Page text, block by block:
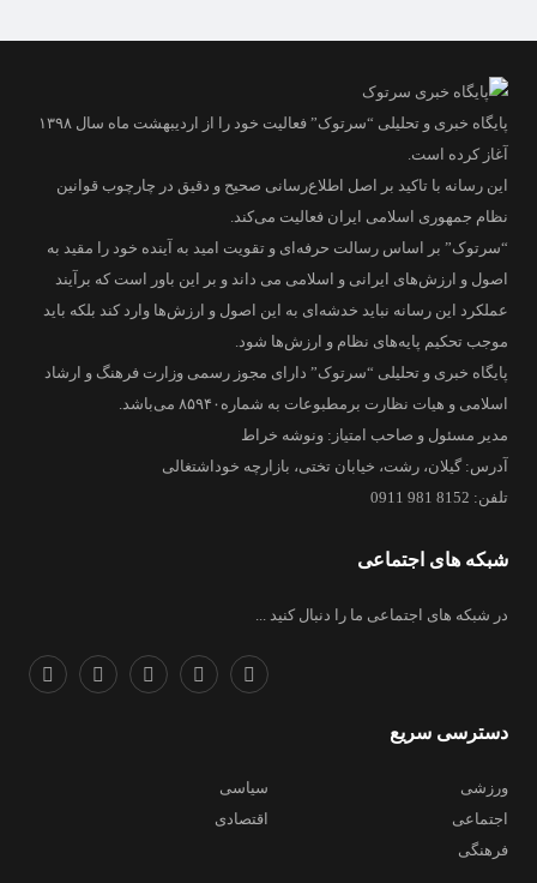
پایگاه خبری و تحلیلی “سرتوک” فعالیت خود را از اردیبهشت ماه سال ۱۳۹۸
آغاز کرده است.
این رسانه با تاکید بر اصل اطلاع‌رسانی صحیح و دقیق در چارچوب قوانین
نظام جمهوری اسلامی ایران فعالیت می‌کند.
“سرتوک” بر اساس رسالت حرفه‌ای و تقویت امید به آینده خود را مقید به
اصول و ارزش‌های ایرانی و اسلامی می داند و بر این باور است که برآیند
عملکرد این رسانه نباید خدشه‌ای به این اصول و ارزش‌ها وارد کند بلکه باید
موجب تحکیم پایه‌های نظام و ارزش‌ها شود.
پایگاه خبری و تحلیلی “سرتوک” دارای مجوز رسمی وزارت فرهنگ و ارشاد
اسلامی و هیات نظارت برمطبوعات به شماره۸۵۹۴۰ می‌باشد.
مدیر مسئول و صاحب امتیاز: ونوشه خراط
آدرس: گیلان، رشت، خیابان تختی، بازارچه خوداشتغالی
تلفن: 8152 981 0911
شبکه های اجتماعی
در شبکه های اجتماعی ما را دنبال کنید ...
دسترسی سریع
ورزشی
سیاسی
اجتماعی
اقتصادی
فرهنگی